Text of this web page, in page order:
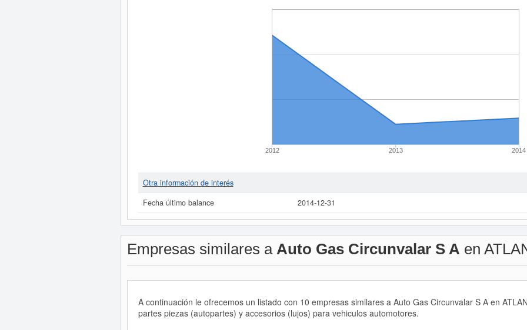
2012 2013 2014
Otra información de interés
Fecha último balance
2014-12-31
Empresas similares a Auto Gas Circunvalar S A en
A continuación le ofrecemos un listado con 10 empresas similares a Auto Gas Circunvalar S A en
partes piezas (autopartes) y accesorios (lujos) para vehiculos automotores.